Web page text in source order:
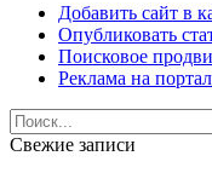
Добавить сайт в
Опубликовать
Поисковое
Реклама на
Свежие записи